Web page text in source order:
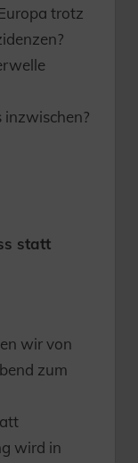
trotz
inzwischen?
statt
wir von
zum
wird in